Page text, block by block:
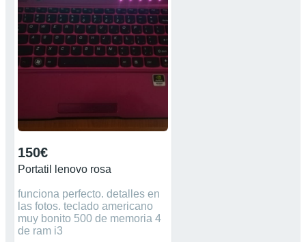
150€
Portatil lenovo rosa
funciona perfecto. detalles en
las fotos. teclado americano
muy bonito 500 de memoria 4
de ram i3